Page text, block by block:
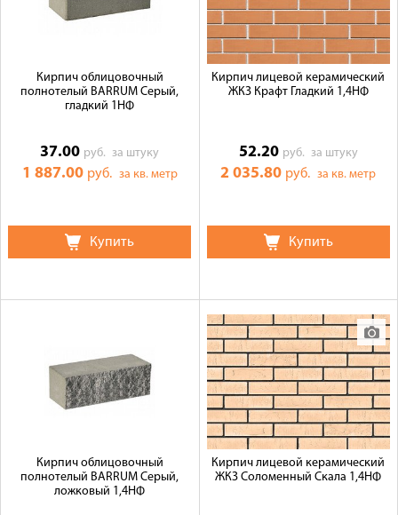
Кирпич облицовочный
полнотелый BARRUM Серый,
гладкий 1НФ
37.00 руб.за штуку
1 887.00 руб. за кв. метр
Купить
Кирпич лицевой керамический
ЖКЗ Крафт Гладкий 1,4НФ
52.20 руб. за штуку
2 035.80 руб.за кв. метр
Купить
Кирпич облицовочный
полнотелый BARRUM Серый,
ложковый 1,4НФ
Кирпич лицевой керамический
ЖКЗ Соломенный Скала 1,4НФ